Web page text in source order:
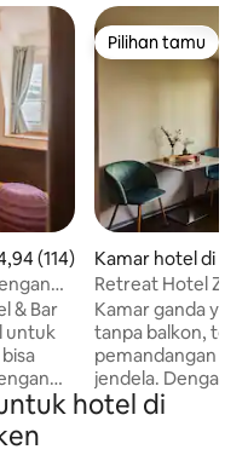
rata-rata 4,94 dari 5, 114
(114)
& Bar
untuk
-
Pilihan tamu
Pilihan tamu
Kamar hotel di
Retreat Hotel Z
pemandangan
Kamar ganda
tanpa balkon,
pemandangan
jendela. Dengan
pribadi dengan
hotel di